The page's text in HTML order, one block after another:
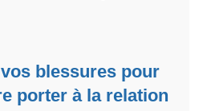
blessures pour
porter à la relation